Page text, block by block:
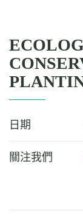
日期
關注我們